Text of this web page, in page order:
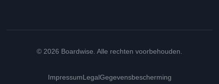
© 2026 Boardwise. Alle rechten voorbehouden.
ImpressumLegalGegevensbescherming